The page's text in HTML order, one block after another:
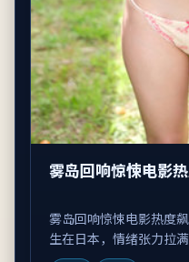
雾岛回响惊悚电影
雾岛回响惊悚电影热度
生在日本，情绪张力拉